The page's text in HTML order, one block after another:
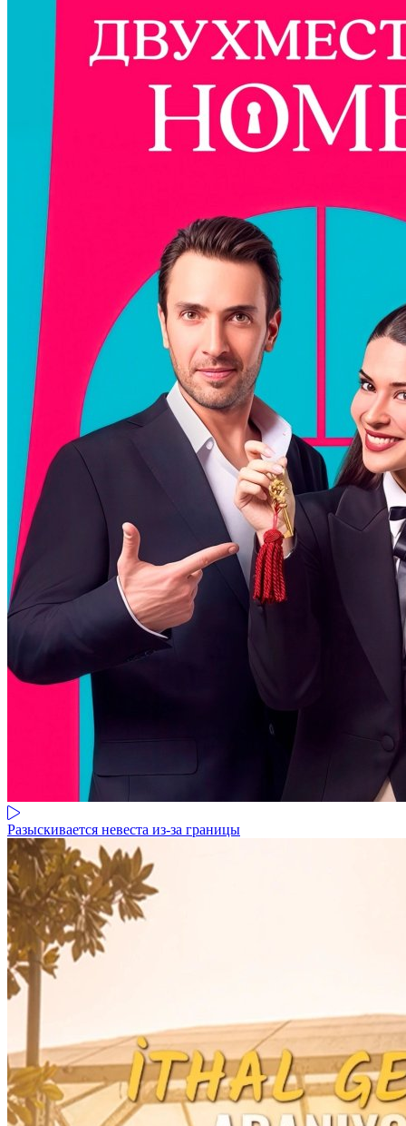
Разыскивается невеста из-за границы